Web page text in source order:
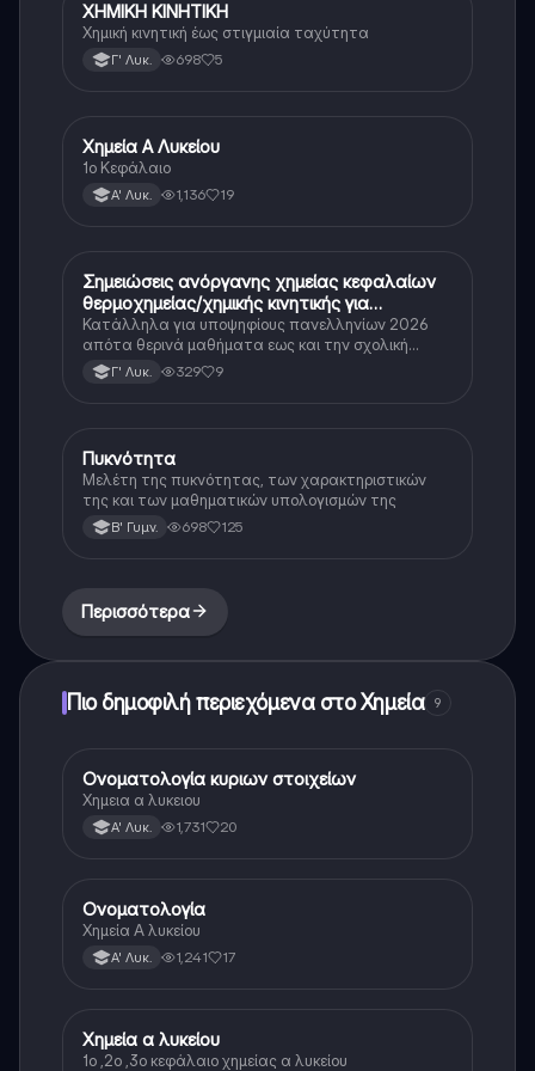
Χημεία (Θετ.)
ΧΗΜΙΚΗ ΚΙΝΗΤΙΚΗ
Χημική κινητική έως στιγμιαία ταχύτητα
Γ' Λυκ. 698 5
Χημεία
Χημεία Α Λυκείου
1ο Κεφάλαιο
Α' Λυκ. 1,136 19
Χημεία
Σημειώσεις ανόργανης χημείας κεφαλαίων
θερμοχημείας/χημικής κινητικής για
πανελληνιες 2026
Κατάλληλα για υποψηφίους πανελληνίων 2026
απότα θερινά μαθήματα εως και την σχολική
χρονιά της Γ Λυκείου🥰
Γ' Λυκ. 329 9
Φυσική
Πυκνότητα
Μελέτη της πυκνότητας, των χαρακτηριστικών
της και των μαθηματικών υπολογισμών της
Β' Γυμν. 698 125
Περισσότερα
Πιο δημοφιλή περιεχόμενα στο Χημεία 9
Χημεία
Ονοματολογία κυριων στοιχείων
Χημεια α λυκειου
Α' Λυκ. 1,731 20
Χημεία
Ονοματολογία
Χημεία Α λυκείου
Α' Λυκ. 1,241 17
Χημεία
Χημεία α λυκείου
1ο ,2ο ,3ο κεφάλαιο χημείας α λυκείου